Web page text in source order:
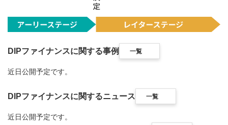
DIPファイナンスに関する事例 一覧
近日公開予定です。
DIPファイナンスに関するニュース 一覧
近日公開予定です。